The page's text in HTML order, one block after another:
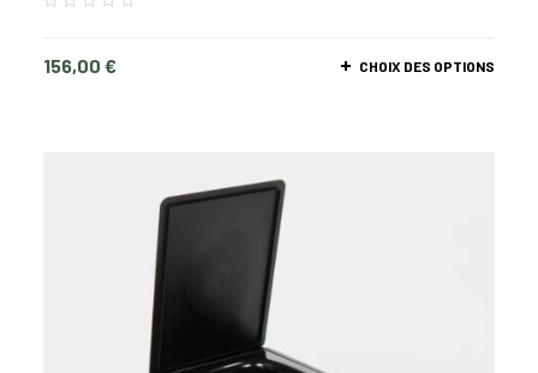
156,00 € CHOIX DES OPTIONS